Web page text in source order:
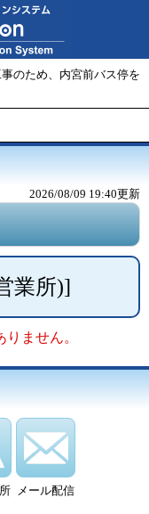
のため、内宮前バス停を
2026/08/09 19:40更新
業所)]
ません。
メール配信